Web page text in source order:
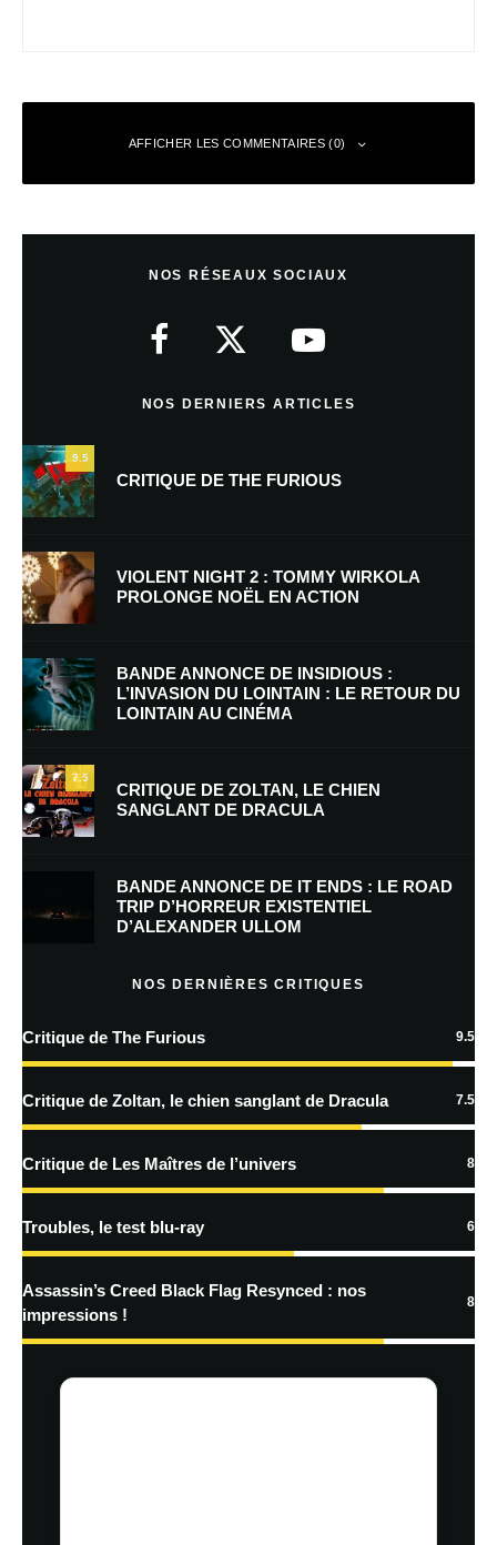
AFFICHER LES COMMENTAIRES (0)
Nom*
E-mail* Site web
Enregistrer mon nom, mon e-mail et mon site dans le navigateur pour
mon prochain commentaire.
Prévenez-moi de tous les nouveaux commentaires par e-mail.
En savoir
traitées
NOS RÉSEAUX SOCIAUX
NOS DERNIERS ARTICLES
9.5
CRITIQUE DE THE FURIOUS
VIOLENT NIGHT 2 : TOMMY WIRKOLA
PROLONGE NOËL EN ACTION
BANDE ANNONCE DE INSIDIOUS :
L’INVASION DU LOINTAIN : LE RETOUR DU
LOINTAIN AU CINÉMA
7.5
CRITIQUE DE ZOLTAN, LE CHIEN
SANGLANT DE DRACULA
BANDE ANNONCE DE IT ENDS : LE ROAD
TRIP D’HORREUR EXISTENTIEL
D’ALEXANDER ULLOM
NOS DERNIÈRES CRITIQUES
Critique de The Furious 9.5
Critique de Zoltan, le chien sanglant de Dracula 7.5
Critique de Les Maîtres de l’univers 8
Troubles, le test blu-ray 6
Assassin’s Creed Black Flag Resynced : nos
impressions !
8